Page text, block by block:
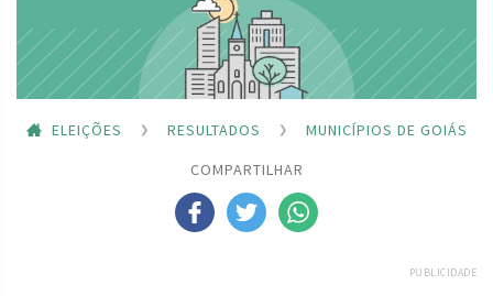
ELEIÇÕES RESULTADOS
MUNICÍPIOS DE GOIÁS
COMPARTILHAR
PUBLICIDADE